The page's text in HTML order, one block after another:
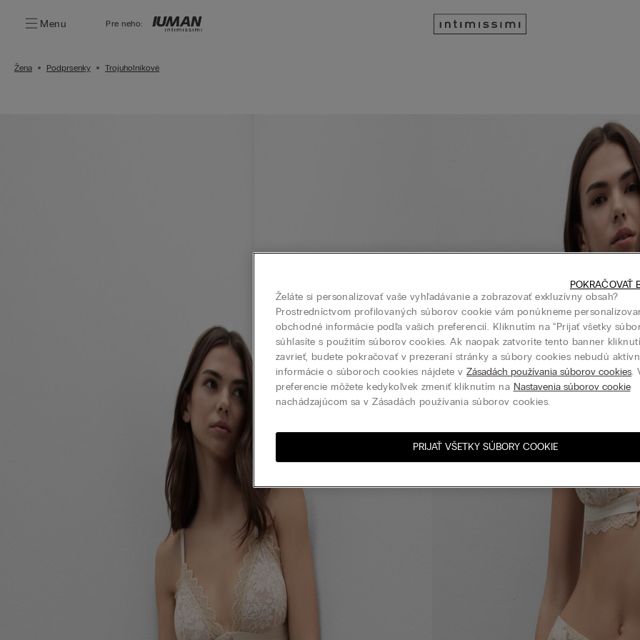
Menu Pre neho:
Žena Podprsenky Trojuholníkové
Želáte si personalizovať vaše vyhľadávanie a zobrazovať exkluzívny obsah?
Prostredníctvom profilovaných súborov cookie vám ponúkneme
obchodné informácie podľa vašich preferencií. Kliknutím na “Prijať všetky
súhlasíte s použitím súborov cookies. Ak naopak zatvoríte tento banner
zavrieť, budete pokračovať v prezeraní stránky a súbory cookies nebudú
informácie o súboroch cookies nájdete vZásadách používania súborov cookies.
preferencie môžete kedykoľvek zmeniť kliknutím na Nastavenia súborov cookie
nachádzajúcom sa v Zásadách používania súborov cookies.
PRIJAŤ VŠETKY SÚBORY COOKIE
POKRAČOVAŤ